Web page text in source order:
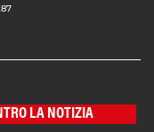
LA NOTIZIA